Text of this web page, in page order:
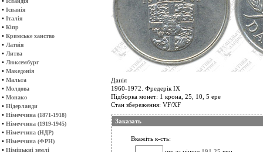
• Іспанія
• Італія
• Кіпр
• Кримське ханство
• Латвія
• Литва
• Люксембург
• Македонія
• Мальта
• Молдова
• Монако
• Нідерланди
• Німеччина (1871-1918)
• Німеччина (1919-1945)
• Німеччина (НДР)
• Німеччина (ФРН)
• Німіцькиі землі
Данія
1960-1972. Фредерік ІХ
Підборка монет: 1 крона, 25, 10, 5 ере
Стан збереження: VF/XF
Заказать
Вкажіть к-сть: